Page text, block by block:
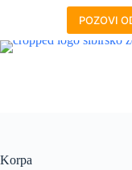
POZOVI
Korpa